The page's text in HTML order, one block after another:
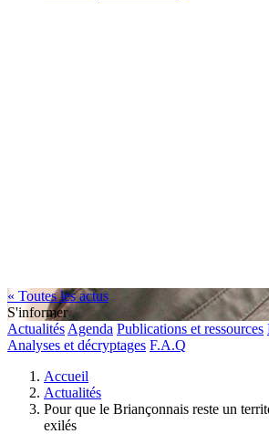
« Toutes les actus
S'informer
Actualités Agenda Publications et ressources
Analyses et décryptages F.A.Q
Accueil
Actualités
Pour que le Briançonnais reste un
exilés